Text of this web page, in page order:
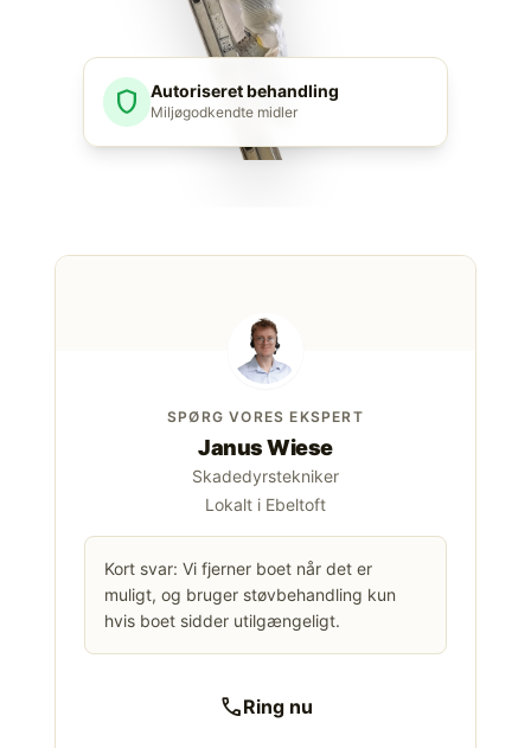
shield Autoriseret behandling
Miljøgodkendte midler
SPØRG VORES EKSPERT
Janus Wiese
Skadedyrstekniker
Lokalt i Ebeltoft
Kort svar: Vi fjerner boet når det er
muligt, og bruger støvbehandling kun
hvis boet sidder utilgængeligt.
callRing nu